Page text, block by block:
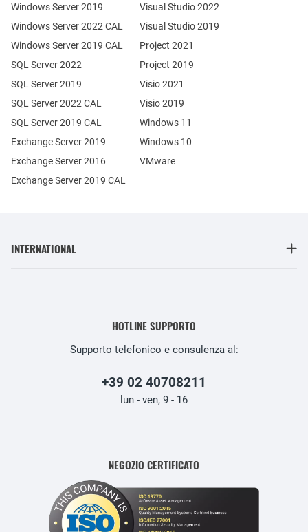
Windows Server 2019
Exchange Server 2019
Exchange Server 2016
SQL Server 2022
SQL Server 2019
Windows Server 2022 CAL
Windows Server 2019 CAL
SQL Server 2022 CAL
SQL Server 2019 CAL
Exchange Server 2019 CAL
Visual Studio 2022
Visual Studio 2019
Project 2021
Project 2019
Visio 2021
Visio 2019
Windows 11
Windows 10
VMware
INTERNATIONAL
HOTLINE SUPPORTO
Supporto telefonico e consulenza al:
+39 02 40708211
lun - ven, 9 - 16
NEGOZIO CERTIFICATO